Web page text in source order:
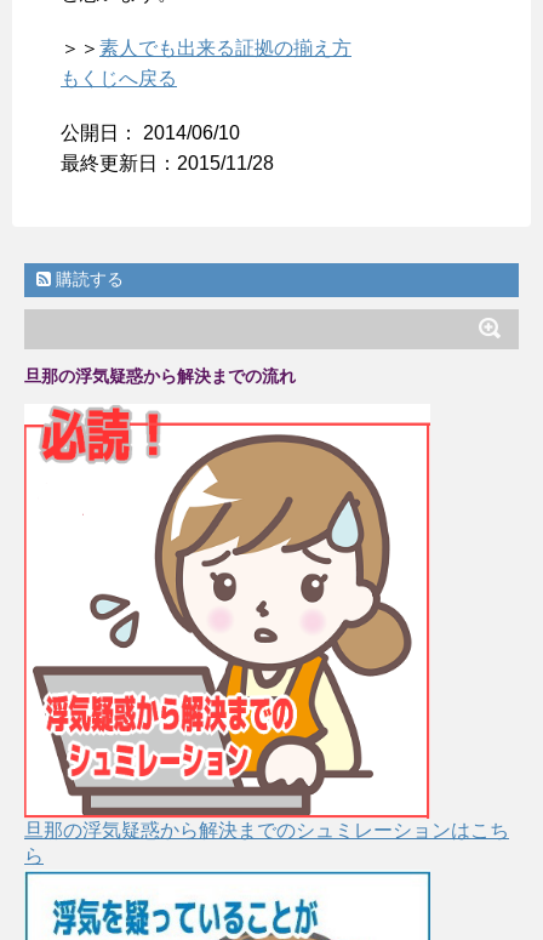
＞＞ 素人でも出来る証拠の揃え方
もくじへ戻る
公開日： 2014/06/10
最終更新日：2015/11/28
購読する
旦那の浮気疑惑から解決までの流れ
旦那の浮気疑惑から解決までのシュミレーションはこち
ら